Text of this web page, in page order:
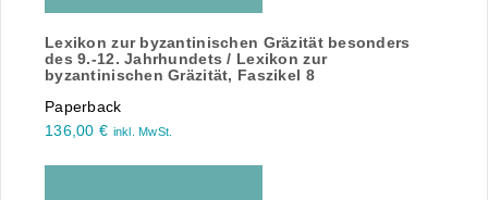
Lexikon zur byzantinischen Gräzität besonders
des 9.-12. Jahrhundets / Lexikon zur
byzantinischen Gräzität, Faszikel 8
Paperback
136,00 € inkl. MwSt.